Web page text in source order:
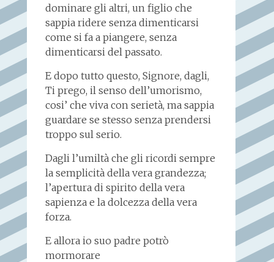
dominare gli altri, un figlio che
sappia ridere senza dimenticarsi
come si fa a piangere, senza
dimenticarsi del passato.
E dopo tutto questo, Signore, dagli,
Ti prego, il senso dell’umorismo,
cosi’ che viva con serietà, ma sappia
guardare se stesso senza prendersi
troppo sul serio.
Dagli l’umiltà che gli ricordi sempre
la semplicità della vera grandezza;
l’apertura di spirito della vera
sapienza e la dolcezza della vera
forza.
E allora io suo padre potrò
mormorare